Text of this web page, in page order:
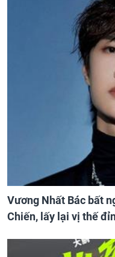
Vương Nhất Bác bất
Chiến, lấy lại vị thế